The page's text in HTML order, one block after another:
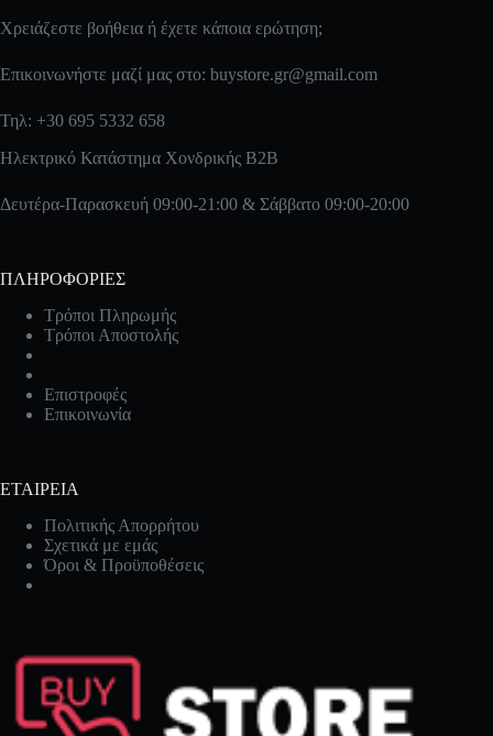
Χρειάζεστε βοήθεια ή έχετε κάποια ερώτηση;
Επικοινωνήστε μαζί μας στο: buystore.gr@gmail.com
Τηλ: +30 695 5332 658
Ηλεκτρικό Κατάστημα Χονδρικής B2B
Δευτέρα-Παρασκευή 09:00-21:00 & Σάββατο 09:00-20:00
ΠΛΗΡΟΦΟΡΙΕΣ
Τρόποι Πληρωμής
Τρόποι Αποστολής
Επιστροφές
Επικοινωνία
ΕΤΑΙΡΕΙΑ
Πολιτικής Απορρήτου
Σχετικά με εμάς
Όροι & Προϋποθέσεις